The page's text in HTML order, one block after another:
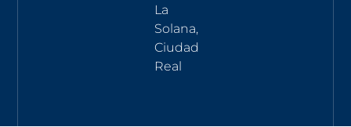
La
Solana,
Ciudad
Real